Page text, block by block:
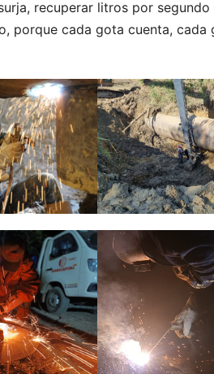
recuperar litros por
porque cada gota cuenta, cada